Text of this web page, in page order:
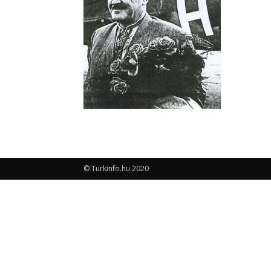
© Turkinfo.hu 2020